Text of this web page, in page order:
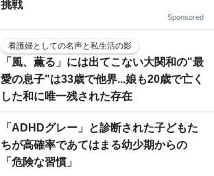
挑戦
Sponsored
看護婦としての名声と私生活の影
「風、薫る」には出てこない大関和の"最
愛の息子"は33歳で他界...娘も20歳で亡く
した和に唯一残された存在
「ADHDグレー」と診断された子どもた
ちが高確率であてはまる幼少期からの
「危険な習慣」